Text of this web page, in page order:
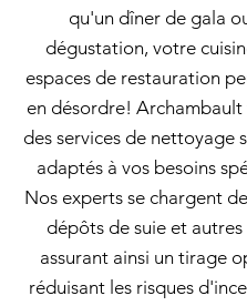
qu'un dîner de gala
dégustation, votre
espaces de restauration
en désordre! Archambault
des services de nettoyage
adaptés à vos besoins
Nos experts se chargent
dépôts de suie et autres
assurant ainsi un tirage
réduisant les risques